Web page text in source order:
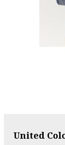
United